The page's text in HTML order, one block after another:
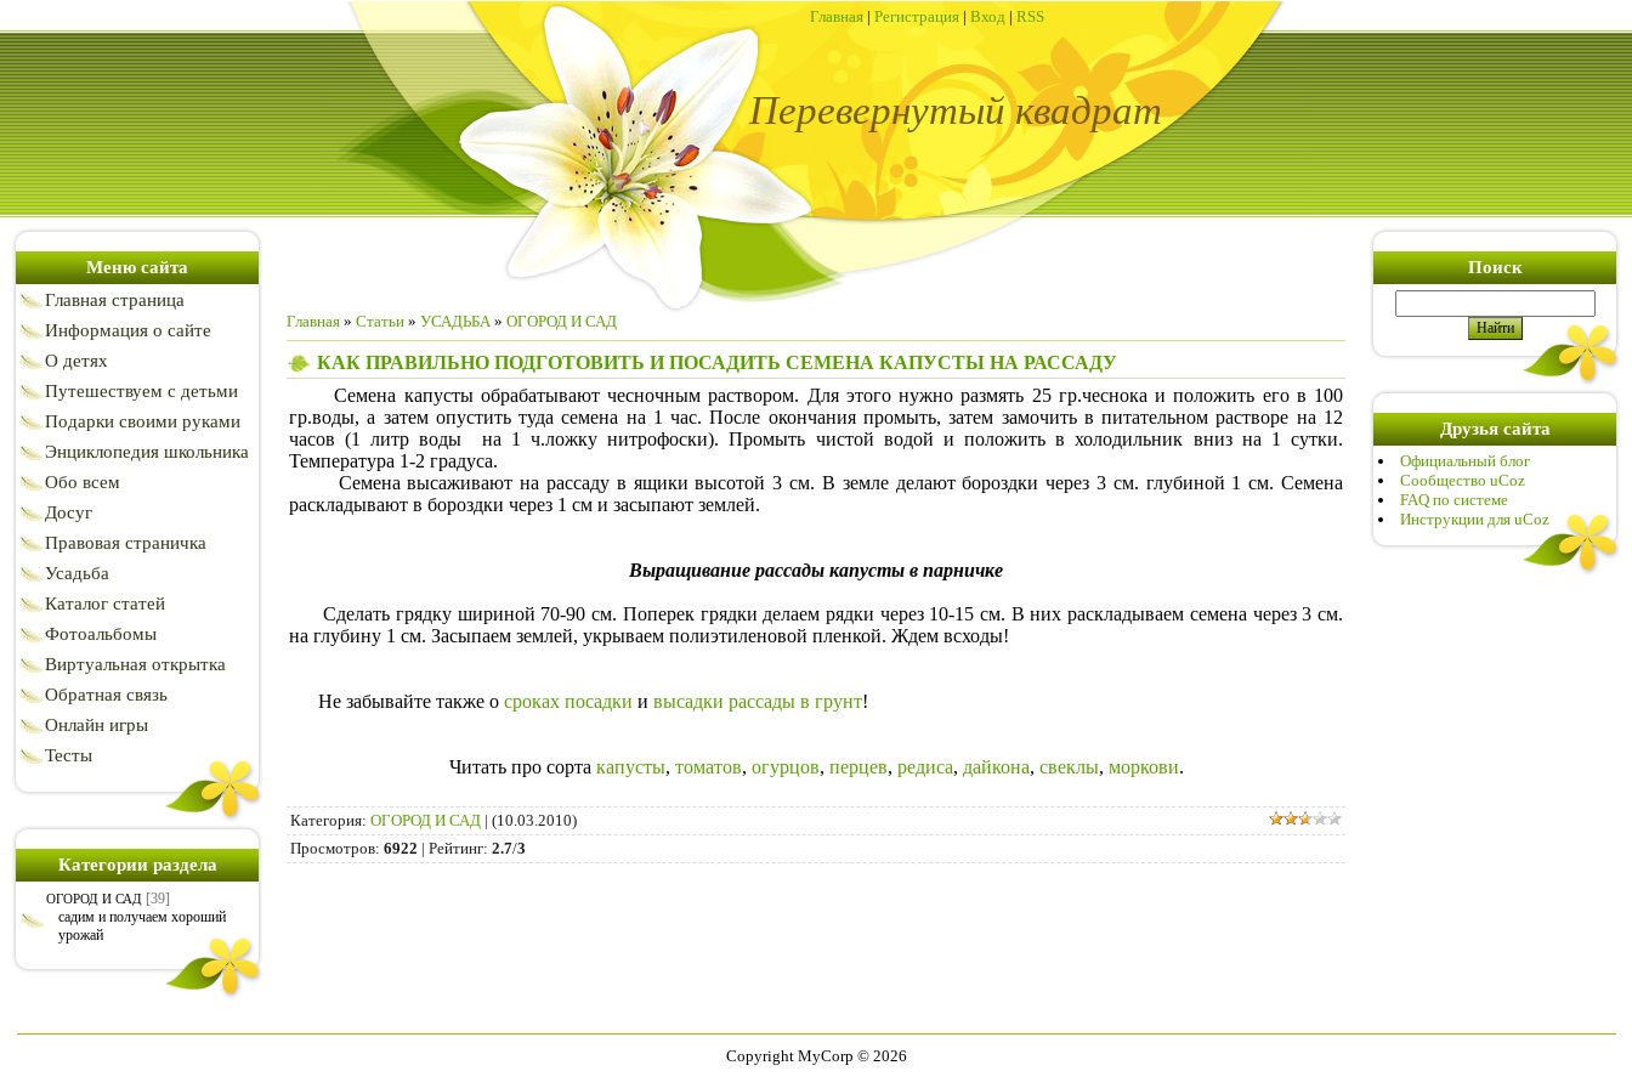
Главная | Регистрация | Вход | RSS
Перевернутый квадрат
Меню сайта
Главная страница
Информация о сайте
О детях
Путешествуем с детьми
Подарки своими руками
Энциклопедия школьника
Обо всем
Досуг
Правовая страничка
Усадьба
Каталог статей
Фотоальбомы
Виртуальная открытка
Обратная связь
Онлайн игры
Тесты
Категории раздела
ОГОРОД И САД [39]
садим и получаем хороший
урожай
Главная » Статьи » УСАДЬБА» ОГОРОД И САД
КАК ПРАВИЛЬНО ПОДГОТОВИТЬ И ПОСАДИТЬ СЕМЕНА КАПУСТЫ НА РАССАДУ
Семена капусты обрабатывают чесночным раствором. Для этого нужно размять 25 гр.чеснока и положить его в 100
гр.воды, а затем опустить туда семена на 1 час. После окончания промыть, затем замочить в питательном растворе на 12
часов (1 литр воды на 1 ч.ложку нитрофоски). Промыть чистой водой и положить в холодильник вниз на 1 сутки.
Температура 1-2 градуса.
Семена высаживают на рассаду в ящики высотой 3 см. В земле делают бороздки через 3 см. глубиной 1 см. Семена
раскладывают в бороздки через 1 см и засыпают землей.
Выращивание рассады капусты в парничке
Сделать грядку шириной 70-90 см. Поперек грядки делаем рядки через 10-15 см. В них раскладываем семена через 3 см.
на глубину 1 см. Засыпаем землей, укрываем полиэтиленовой пленкой. Ждем всходы!
Не забывайте также о сроках посадки и высадки рассады в грунт!
Читать про сорта капусты, томатов, огурцов, перцев, редиса, дайкона, свеклы, моркови.
Категория: ОГОРОД И САД | (10.03.2010)
Просмотров: 6922 | Рейтинг: 2.7/3
Поиск
Друзья сайта
Официальный блог
Сообщество uCoz
FAQ по системе
Инструкции для uCoz
Copyright MyCorp © 2026